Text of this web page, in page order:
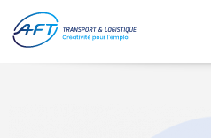
contenu
principal